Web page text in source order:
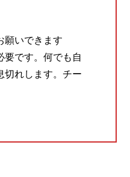
願いできます
要です。何でも自
切れします。チー